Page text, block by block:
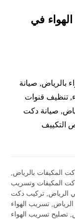
في
بالرياض, صيانة
تنظيف قنوات
صيانة دكت
التكييف
المكيفات بالرياض,
المكيفات وتسريب
الرياض, تركيب دكت
الرياض, تسريب الهواء
, تصليح تسريب الهواء